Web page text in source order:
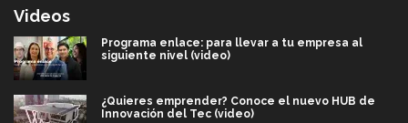
Videos
Programa enlace: para llevar a tu empresa al
siguiente nivel (video)
¿Quieres emprender? Conoce el nuevo HUB de
Innovación del Tec (video)